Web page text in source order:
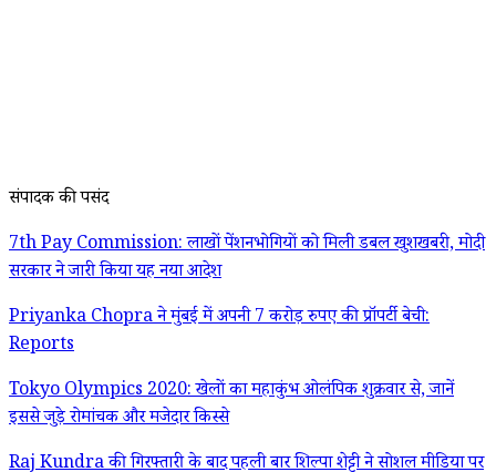
संपादक की पसंद
7th Pay Commission: लाखों पेंशनभोगियों को मिली डबल खुशखबरी, मोदी
सरकार ने जारी किया यह नया आदेश
Priyanka Chopra ने मुंबई में अपनी 7 करोड़ रुपए की प्रॉपर्टी बेची:
Reports
Tokyo Olympics 2020: खेलों का महाकुंभ ओलंपिक शुक्रवार से, जानें
इससे जुड़े रोमांचक और मजेदार किस्से
Raj Kundra की गिरफ्तारी के बाद पहली बार शिल्पा शेट्टी ने सोशल मीडिया पर